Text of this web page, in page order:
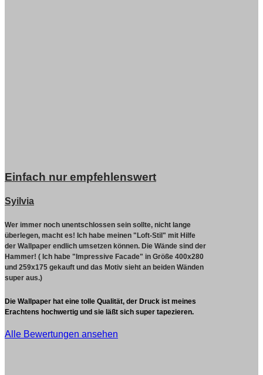
Einfach nur empfehlenswert
Syilvia
Wer immer noch unentschlossen sein sollte, nicht lange
überlegen, macht es! Ich habe meinen "Loft-Stil" mit Hilfe
der Wallpaper endlich umsetzen können. Die Wände sind der
Hammer! ( Ich habe "Impressive Facade" in Größe 400x280
und 259x175 gekauft und das Motiv sieht an beiden Wänden
super aus.)
Die Wallpaper hat eine tolle Qualität, der Druck ist meines
Erachtens hochwertig und sie läßt sich super tapezieren.
Alle Bewertungen ansehen